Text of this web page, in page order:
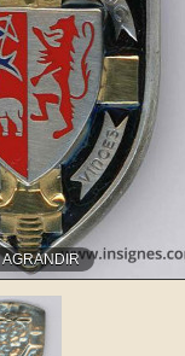
AGRANDIR